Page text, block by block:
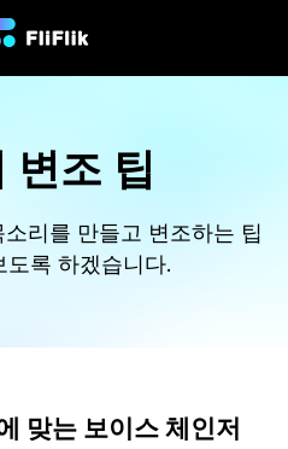
변조 팁
리를 만들고 변조하는 팁
도록 하겠습니다.
맞는 보이스 체인저